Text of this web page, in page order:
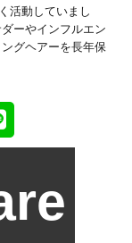
活動していまし
ーやインフルエン
グヘアーを長年保